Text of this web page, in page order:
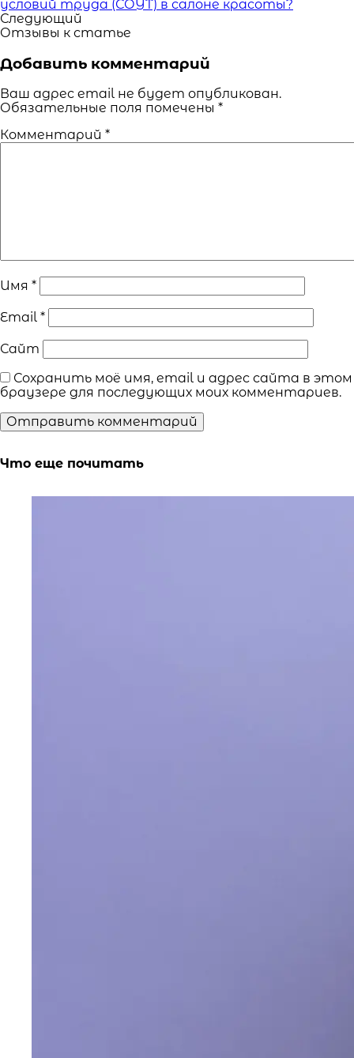
условий труда (СОУТ) в салоне красоты?
Следующий
Отзывы к статье
Добавить комментарий
Ваш адрес email не будет опубликован.
Обязательные поля помечены *
Комментарий *
Имя *
Email *
Сайт
Сохранить моё имя, email и адрес сайта в этом
браузере для последующих моих комментариев.
Что еще почитать